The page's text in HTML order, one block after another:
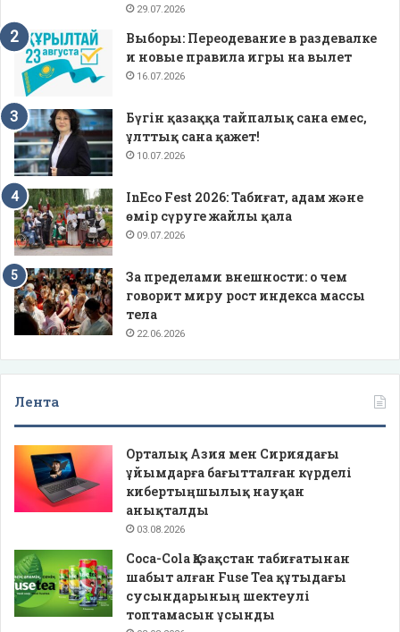
29.07.2026
Выборы: Переодевание в раздевалке
и новые правила игры на вылет
16.07.2026
Бүгін қазаққа тайпалық сана емес,
ұлттық сана қажет!
10.07.2026
InEco Fest 2026: Табиғат, адам және
өмір сүруге жайлы қала
09.07.2026
За пределами внешности: о чем
говорит миру рост индекса массы
тела
22.06.2026
Лента
Орталық Азия мен Сириядағы
ұйымдарға бағытталған күрделі
кибертыңшылық науқан
анықталды
03.08.2026
Coca-Cola Қазақстан табиғатынан
шабыт алған Fuse Tea құтыдағы
сусындарының шектеулі
топтамасын ұсынды